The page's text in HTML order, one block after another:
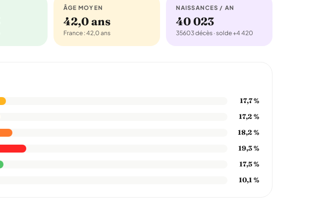
ÂGE MOYEN
42,0 ans
France : 42,0 ans
NAISSANCES / AN
40 023
35603 décès · solde +4 420
17,7 %
17,2 %
18,2 %
19,3 %
17,5 %
10,1 %